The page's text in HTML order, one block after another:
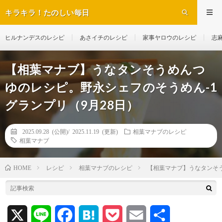
キラキラ！たのしい毎日
ヒルナンデスのレシピ あさイチのレシピ 家事ヤロウのレシピ 志
【相葉マナブ】うなタンそうめんつ
ゆのレシピ。野永シェフのそうめん-1
グランプリ（9月28日）
2025.09.28 (公開)/ 2025.11.19 (更新)
相葉マナブのレシピ
相葉マナブ
HOME レシピ 相葉マナブのレシピ 【相葉マナブ】うなタン